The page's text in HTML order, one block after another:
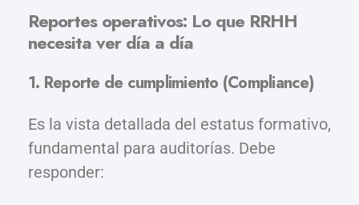
Reportes operativos: Lo que RRHH
necesita ver día a día
1. Reporte de cumplimiento (Compliance)
Es la vista detallada del estatus formativo,
fundamental para auditorías. Debe
responder: